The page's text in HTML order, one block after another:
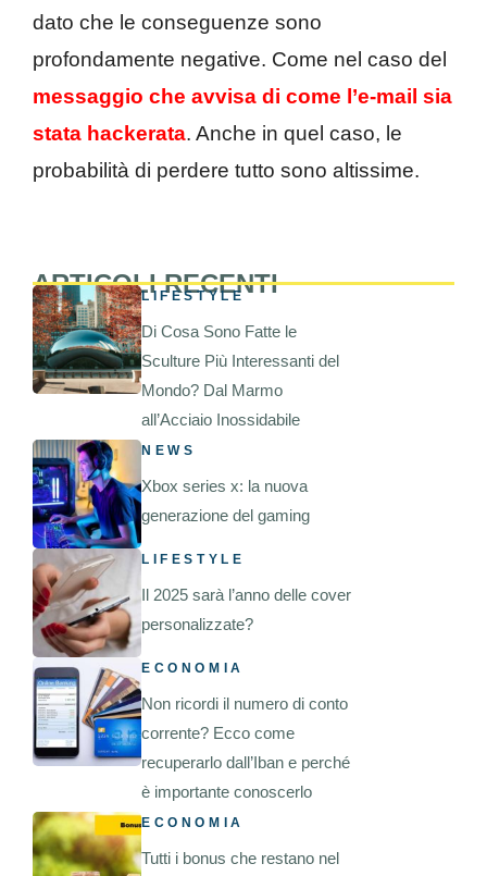
dato che le conseguenze sono
profondamente negative. Come nel caso del
messaggio che avvisa di come l’e-mail sia
stata hackerata. Anche in quel caso, le
probabilità di perdere tutto sono altissime.
ARTICOLI RECENTI
LIFESTYLE
Di Cosa Sono Fatte le
Sculture Più Interessanti del
Mondo? Dal Marmo
all’Acciaio Inossidabile
NEWS
Xbox series x: la nuova
generazione del gaming
LIFESTYLE
Il 2025 sarà l’anno delle cover
personalizzate?
ECONOMIA
Non ricordi il numero di conto
corrente? Ecco come
recuperarlo dall’Iban e perché
è importante conoscerlo
ECONOMIA
Tutti i bonus che restano nel